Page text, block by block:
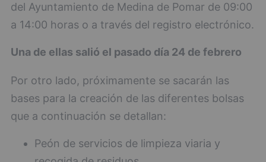
del Ayuntamiento de Medina de Pomar de 09:00
a 14:00 horas o a través del registro electrónico.
Una de ellas salió el pasado día 24 de febrero
Por otro lado, próximamente se sacarán las
bases para la creación de las diferentes bolsas
que a continuación se detallan:
Peón de servicios de limpieza viaria y